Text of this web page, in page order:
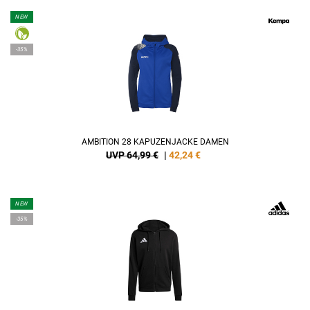
NEW
-35%
AMBITION 28 KAPUZENJACKE DAMEN
UVP 64,99 € | 42,24€
NEW
-35%